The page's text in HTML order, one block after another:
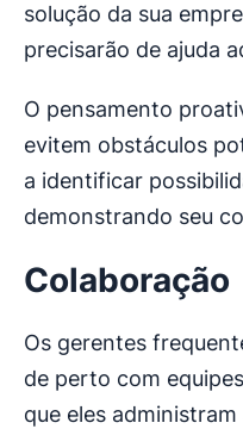
solução da sua
precisarão de ajuda
O pensamento
evitem obstáculos
a identificar
demonstrando seu
Colaboração
Os gerentes
de perto com
que eles